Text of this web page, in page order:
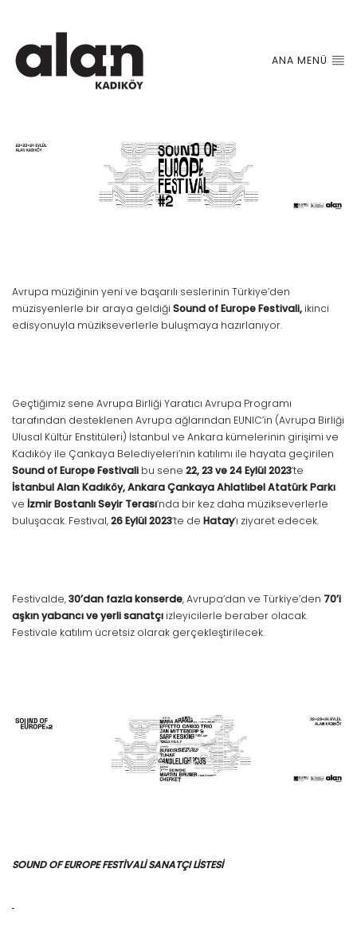
ANA MENÜ
Avrupa müziğinin yeni ve başarılı seslerinin Türkiye’den
müzisyenlerle bir araya geldiği Sound of Europe Festivali, ikinci
edisyonuyla müzikseverlerle buluşmaya hazırlanıyor.
Geçtiğimiz sene Avrupa Birliği Yaratıcı Avrupa Programı
tarafından desteklenen Avrupa ağlarından EUNIC’in (Avrupa Birliği
Ulusal Kültür Enstitüleri) İstanbul ve Ankara kümelerinin girişimi ve
Kadıköy ile Çankaya Belediyeleri’nin katılımı ile hayata geçirilen
Sound of Europe Festivali bu sene 22, 23 ve 24 Eylül 2023’te
İstanbul Alan Kadıköy, Ankara Çankaya Ahlatlıbel Atatürk Parkı
ve İzmir Bostanlı Seyir Terası’nda bir kez daha müzikseverlerle
buluşacak. Festival,26 Eylül 2023’te de Hatay’ı ziyaret edecek.
Festivalde,30’dan fazla konserde, Avrupa’dan ve Türkiye’den 70’i
aşkın yabancı ve yerli sanatçı izleyicilerle beraber olacak.
Festivale katılım ücretsiz olarak gerçekleştirilecek.
SOUND OF EUROPE FESTİVALİ SANATÇI LİSTESİ